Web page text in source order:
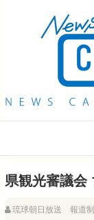
QAB
県観光審議会
琉球朝日放送 報道